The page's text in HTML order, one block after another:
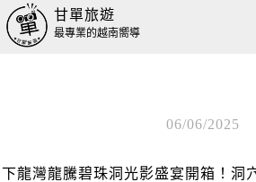
甘單旅遊
最專業的越南嚮導
06/06/2025
下龍灣龍騰碧珠洞光影盛宴開箱！洞